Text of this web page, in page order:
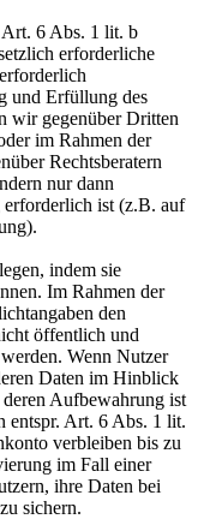
6 Abs. 1 lit. b
erforderliche
und Erfüllung des
wir gegenüber Dritten
im Rahmen der
Rechtsberatern
nur dann
erforderlich ist (z.B. auf
indem sie
Im Rahmen der
den
öffentlich und
Wenn Nutzer
Daten im Hinblick
Aufbewahrung ist
entspr. Art. 6 Abs. 1 lit.
verbleiben bis zu
im Fall einer
ihre Daten bei
sichern.